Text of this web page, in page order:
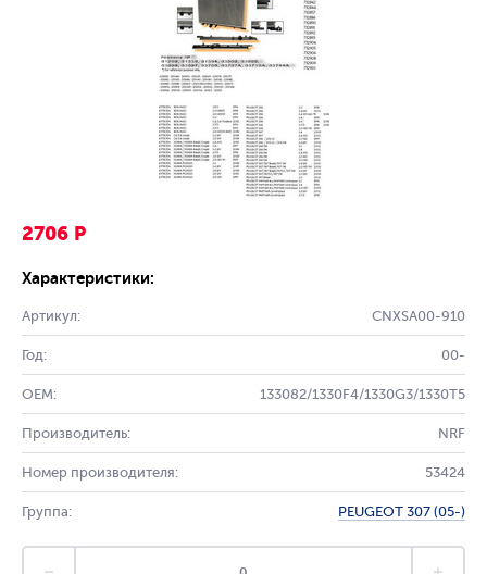
2706 Р
Характеристики:
Артикул: CNXSA00-910
Год: 00-
OEM: 133082/1330F4/1330G3/1330T5
Производитель: NRF
Номер производителя: 53424
Группа: PEUGEOT 307 (05-)